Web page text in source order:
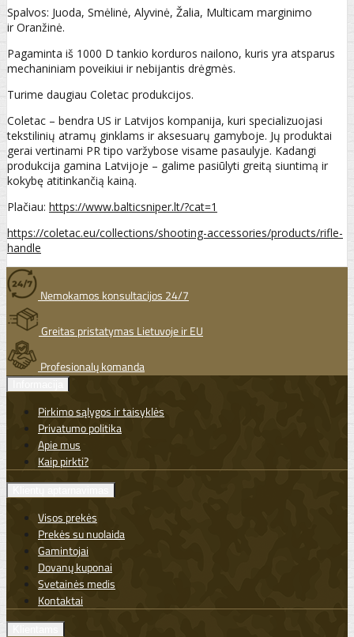
Spalvos: Juoda, Smėlinė, Alyvinė, Žalia, Multicam marginimo
ir Oranžinė.
Pagaminta iš 1000 D tankio korduros nailono, kuris yra atsparus
mechaniniam poveikiui ir nebijantis drėgmės.
Turime daugiau Coletac produkcijos.
Coletac – bendra US ir Latvijos kompanija, kuri specializuojasi
tekstilinių atramų ginklams ir aksesuarų gamyboje. Jų produktai
gerai vertinami PR tipo varžybose visame pasaulyje. Kadangi
produkcija gamina Latvijoje – galime pasiūlyti greitą siuntimą ir
kokybę atitinkančią kainą.
Plačiau: https://www.balticsniper.lt/?cat=1
https://coletac.eu/collections/shooting-accessories/products/rifle-
handle
Nemokamos konsultacijos 24/7
Greitas pristatymas Lietuvoje ir EU
Profesionalų komanda
Pirkimo sąlygos ir taisyklės
Privatumo politika
Apie mus
Kaip pirkti?
Visos prekės
Prekės su nuolaida
Gamintojai
Dovanų kuponai
Svetainės medis
Kontaktai